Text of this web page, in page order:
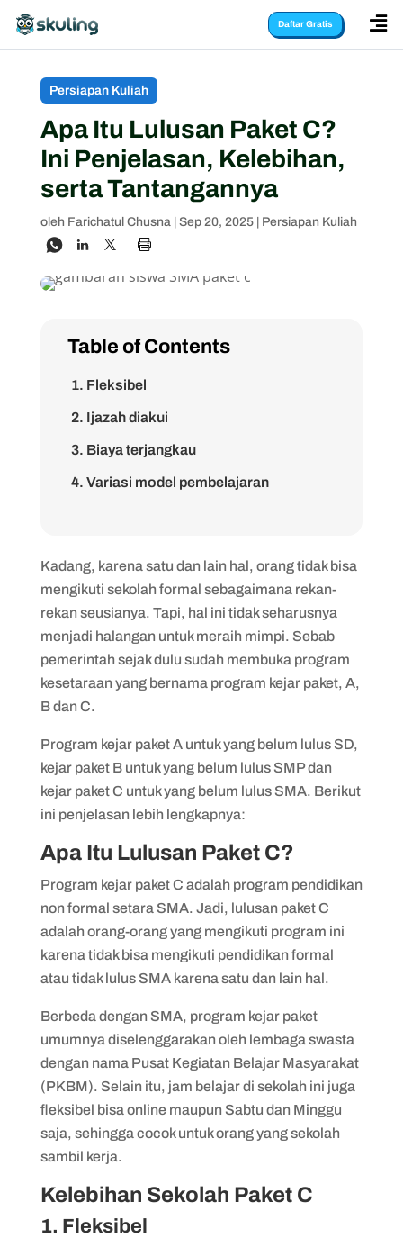
Daftar Gratis 
Persiapan Kuliah
Apa Itu Lulusan Paket C?
Ini Penjelasan, Kelebihan,
serta Tantangannya
oleh Farichatul Chusna| Sep 20, 2025| Persiapan Kuliah
Table of Contents
1. Fleksibel
2. Ijazah diakui
3. Biaya terjangkau
4. Variasi model pembelajaran
2. Mendapatkan stigma sosial
4. Jaringan pertemanan yang terbatas
Kadang, karena satu dan lain hal, orang tidak bisa
mengikuti sekolah formal sebagaimana rekan-
rekan seusianya. Tapi, hal ini tidak seharusnya
menjadi halangan untuk meraih mimpi. Sebab
pemerintah sejak dulu sudah membuka program
kesetaraan yang bernama program kejar paket, A,
B dan C.
Program kejar paket A untuk yang belum lulus SD,
kejar paket B untuk yang belum lulus SMP dan
kejar paket C untuk yang belum lulus SMA. Berikut
ini penjelasan lebih lengkapnya:
Apa Itu Lulusan Paket C?
Program kejar paket C adalah program pendidikan
non formal setara SMA. Jadi, lulusan paket C
adalah orang-orang yang mengikuti program ini
karena tidak bisa mengikuti pendidikan formal
atau tidak lulus SMA karena satu dan lain hal.
Berbeda dengan SMA, program kejar paket
umumnya diselenggarakan oleh lembaga swasta
dengan nama Pusat Kegiatan Belajar Masyarakat
(PKBM). Selain itu, jam belajar di sekolah ini juga
fleksibel bisa online maupun Sabtu dan Minggu
saja, sehingga cocok untuk orang yang sekolah
sambil kerja.
Kelebihan Sekolah Paket C
1. Fleksibel